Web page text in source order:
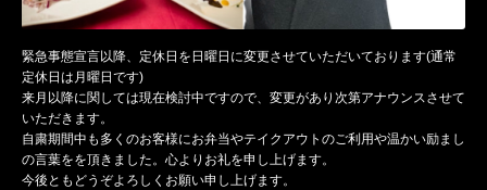
緊急事態宣言以降、定休日を日曜日に変更させていただいております(通常
定休日は月曜日です)
来月以降に関しては現在検討中ですので、変更があり次第アナウンスさせて
いただきます。
自粛期間中も多くのお客様にお弁当やテイクアウトのご利用や温かい励まし
の言葉をを頂きました。心よりお礼を申し上げます。
今後ともどうぞよろしくお願い申し上げます。